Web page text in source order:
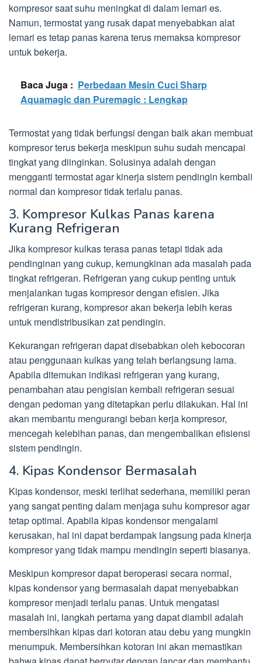
kompresor saat suhu meningkat di dalam lemari es.
Namun, termostat yang rusak dapat menyebabkan alat
lemari es tetap panas karena terus memaksa kompresor
untuk bekerja.
Baca Juga : Perbedaan Mesin Cuci Sharp
Aquamagic dan Puremagic : Lengkap
Termostat yang tidak berfungsi dengan baik akan membuat
kompresor terus bekerja meskipun suhu sudah mencapai
tingkat yang diinginkan. Solusinya adalah dengan
mengganti termostat agar kinerja sistem pendingin kembali
normal dan kompresor tidak terlalu panas.
3. Kompresor Kulkas Panas karena
Kurang Refrigeran
Jika kompresor kulkas terasa panas tetapi tidak ada
pendinginan yang cukup, kemungkinan ada masalah pada
tingkat refrigeran. Refrigeran yang cukup penting untuk
menjalankan tugas kompresor dengan efisien. Jika
refrigeran kurang, kompresor akan bekerja lebih keras
untuk mendistribusikan zat pendingin.
Kekurangan refrigeran dapat disebabkan oleh kebocoran
atau penggunaan kulkas yang telah berlangsung lama.
Apabila ditemukan indikasi refrigeran yang kurang,
penambahan atau pengisian kembali refrigeran sesuai
dengan pedoman yang ditetapkan perlu dilakukan. Hal ini
akan membantu mengurangi beban kerja kompresor,
mencegah kelebihan panas, dan mengembalikan efisiensi
sistem pendingin.
4. Kipas Kondensor Bermasalah
Kipas kondensor, meski terlihat sederhana, memiliki peran
yang sangat penting dalam menjaga suhu kompresor agar
tetap optimal. Apabila kipas kondensor mengalami
kerusakan, hal ini dapat berdampak langsung pada kinerja
kompresor yang tidak mampu mendingin seperti biasanya.
Meskipun kompresor dapat beroperasi secara normal,
kipas kondensor yang bermasalah dapat menyebabkan
kompresor menjadi terlalu panas. Untuk mengatasi
masalah ini, langkah pertama yang dapat diambil adalah
membersihkan kipas dari kotoran atau debu yang mungkin
menumpuk. Membersihkan kotoran ini akan memastikan